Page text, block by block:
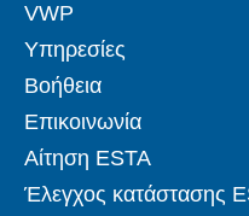
VWP
Υπηρεσίες
Βοήθεια
Επικοινωνία
Αίτηση ESTA
Έλεγχος κατάστασης